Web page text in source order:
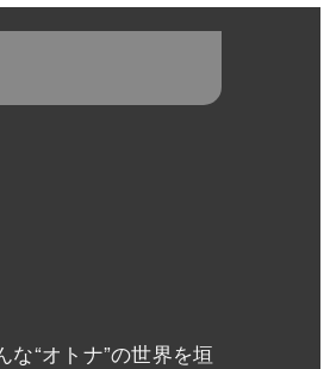
“オトナ”の世界を垣